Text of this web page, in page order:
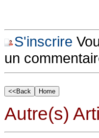
S'inscrire
un
Autre(s)